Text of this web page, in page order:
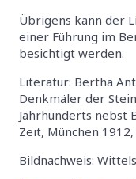
Übrigens kann der
einer Führung im
besichtigt werden.
Literatur: Bertha
Denkmäler der
Jahrhunderts nebst
Zeit, München 1912,
Bildnachweis: